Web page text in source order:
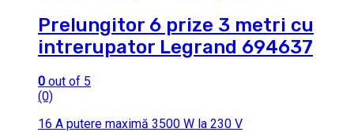
Prelungitor 6 prize 3 metri cu
intrerupator Legrand 694637
0 out of 5
(0)
16 A putere maximă 3500 W la 230 V